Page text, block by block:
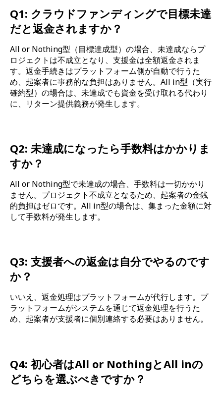
Q1: クラウドファンディングで目標未達
だと返金されますか？
All or Nothing型（目標達成型）の場合、未達成ならプ
ロジェクトは不成立となり、支援金は全額返金されま
す。返金手続きはプラットフォーム側が自動で行うた
め、起案者に事務的な負担はありません。All in型（実行
確約型）の場合は、未達成でも資金を受け取れる代わり
に、リターン提供義務が発生します。
Q2: 未達成になったら手数料はかかりま
すか？
All or Nothing型で未達成の場合、手数料は一切かかり
ません。プロジェクト不成立となるため、起案者の金銭
的負担はゼロです。All in型の場合は、集まった金額に対
して手数料が発生します。
Q3: 支援者への返金は自分でやるのです
か？
いいえ、返金処理はプラットフォームが代行します。プ
ラットフォームがシステムを通じて返金処理を行うた
め、起案者が支援者に個別連絡する必要はありません。
Q4: 初心者はAll or NothingとAll inの
どちらを選ぶべきですか？